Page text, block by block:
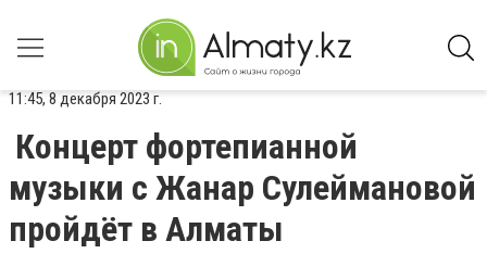
11:45, 8 декабря 2023 г.
Концерт фортепианной
музыки с Жанар Сулеймановой
пройдёт в Алматы